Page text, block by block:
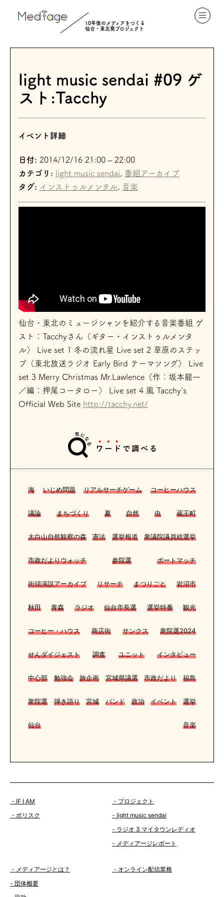
10年後のメディアをつくる
仙台・東北発プロジェクト
海 いじめ問題 リアルサーチゲーム コーヒーハウス
議論 まちづくり 夏 自然 虫 蔵王町
太白山自然観察の森 憲法 選挙報道 衆議院議員総選挙
市政だよりウォッチ 参院選 ボートマッチ
街頭演説アーカイブ リサーチ まつりごと 岩沼市
秋田 青森 ラジオ 仙台市長選 選挙特番 観光
コーヒー・ハウス 商店街 サンクス 衆院選2024
せんダイジェスト 調査 ユニット インタビュー
中心部 勉強会 旅企画 宮城県議選 市政だより 福島
衆院選 弾き語り 宮城 バンド 政治 イベント 選挙
仙台 音楽
light music sendai #09 ゲ
スト:Tacchy
イベント詳細
日付: 2014/12/16 21:00 – 22:00
カテゴリ:
light music sendai, 番組アーカイブ
タグ: インストゥルメンタル, 音楽
仙台・東北のミュージシャンを紹介する音楽番組 ゲ
スト：Tacchyさん（ギター・インストゥルメンタ
ル） Live set 1 冬の流れ星 Live set 2 草原のステッ
プ（東北放送ラジオ Early Bird テーマソング） Live
set 3 Merry Christmas Mr.Lawlence（作：坂本龍一
／編：押尾コータロー） Live set 4 風 Tacchy's
Official Web Site http://tacchy.net/
・IF I AM
・ポリスク
・プロジェクト
- light music sendai
- ラジオ 3 マイタウンレディオ
- メディアージレポート
・メディアージとは？
- 団体概要
・オンライン配信業務